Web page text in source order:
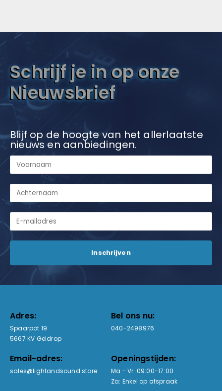
Schrijf je in op onze
Nieuwsbrief
Blijf op de hoogte van het allerlaatste
nieuws en aanbiedingen.
Adres:
Spaarpot 19
5667 KV Geldrop
Bel ons nu:
040-2498976
Email-adres:
sales@lightandsound.store
Openingstijden:
Ma - Vr: 09:00-17:00
Za: Enkel op afspraak